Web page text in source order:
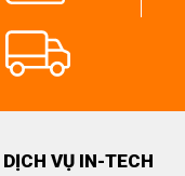
VỤ IN-TECH